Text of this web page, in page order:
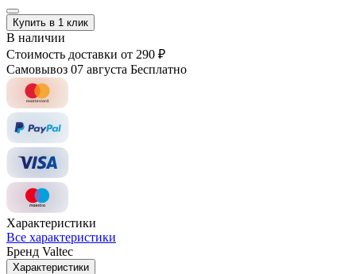
Купить в 1 клик
В наличии
Стоимость доставки от 290 ₽
Самовывоз 07 августа Бесплатно
Характеристики
Все характеристики
Бренд Valtec
Характеристики